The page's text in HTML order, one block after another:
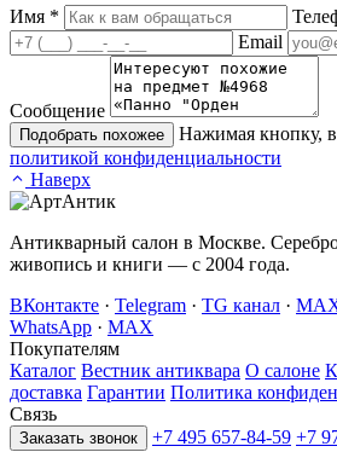
Имя *
Email
Сообщение
Подобрать похожее
Нажимая кнопку,
политикой конфиденциальности
Наверх
Антикварный салон в Москве.
живопись и книги — с 2004 года.
ВКонтакте · Telegram · TG канал ·
WhatsApp · MAX
Покупателям
Каталог Вестник антиквара О салоне
доставка Гарантии Политика
Связь
Заказать звонок +7 495 657-84-59 +7